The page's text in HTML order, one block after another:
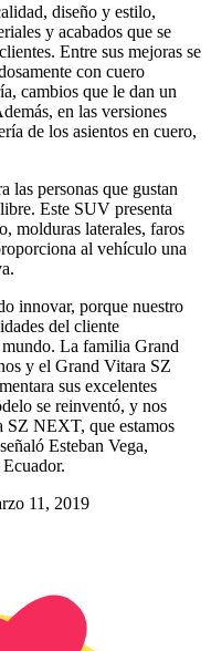
diseño y estilo,
y acabados que se
Entre sus mejoras se
con cuero
cambios que le dan un
en las versiones
de los asientos en cuero,
las personas que gustan
Este SUV presenta
molduras laterales, faros
al vehículo una
innovar, porque nuestro
del cliente
La familia Grand
y el Grand Vitara SZ
sus excelentes
se reinventó, y nos
SZ NEXT, que estamos
Esteban Vega,
11, 2019